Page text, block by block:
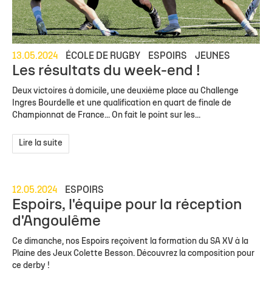
13.05.2024 ÉCOLE DE RUGBY ESPOIRS JEUNES
Les résultats du week-end !
Deux victoires à domicile, une deuxième place au Challenge
Ingres Bourdelle et une qualification en quart de finale de
Championnat de France... On fait le point sur les...
Lire la suite
12.05.2024 ESPOIRS
Espoirs, l'équipe pour la réception
d'Angoulême
Ce dimanche, nos Espoirs reçoivent la formation du SA XV à la
Plaine des Jeux Colette Besson. Découvrez la composition pour
ce derby !